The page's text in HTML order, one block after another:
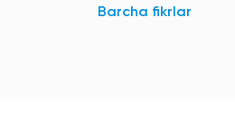
0% bilan
Barcha fikrlar